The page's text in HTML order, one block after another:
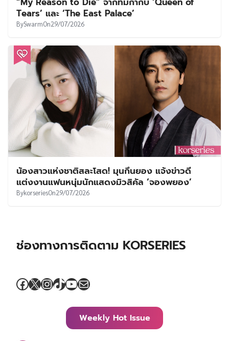
Tears’ และ ‘The East Palace’
BySwarmOn29/07/2026
น้องสาวแห่งชาติสละโสด! มุนกึนยอง แจ้งข่าวดี
แต่งงานแฟนหนุ่มนักแสดงมิวสิคัล ‘จองพยอง’
BykorseriesOn29/07/2026
ช่องทางการติดตาม KORSERIES
Facebook
X Instagram
TikTok
YouTube
Mail
Weekly Hot Issue